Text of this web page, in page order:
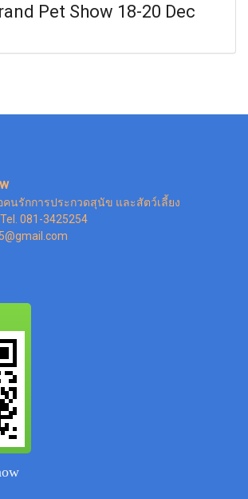
Pet Show 18-20 Dec
คนรักการประกวดสุนัข และสัตว์เลี้ยง
081-3425254